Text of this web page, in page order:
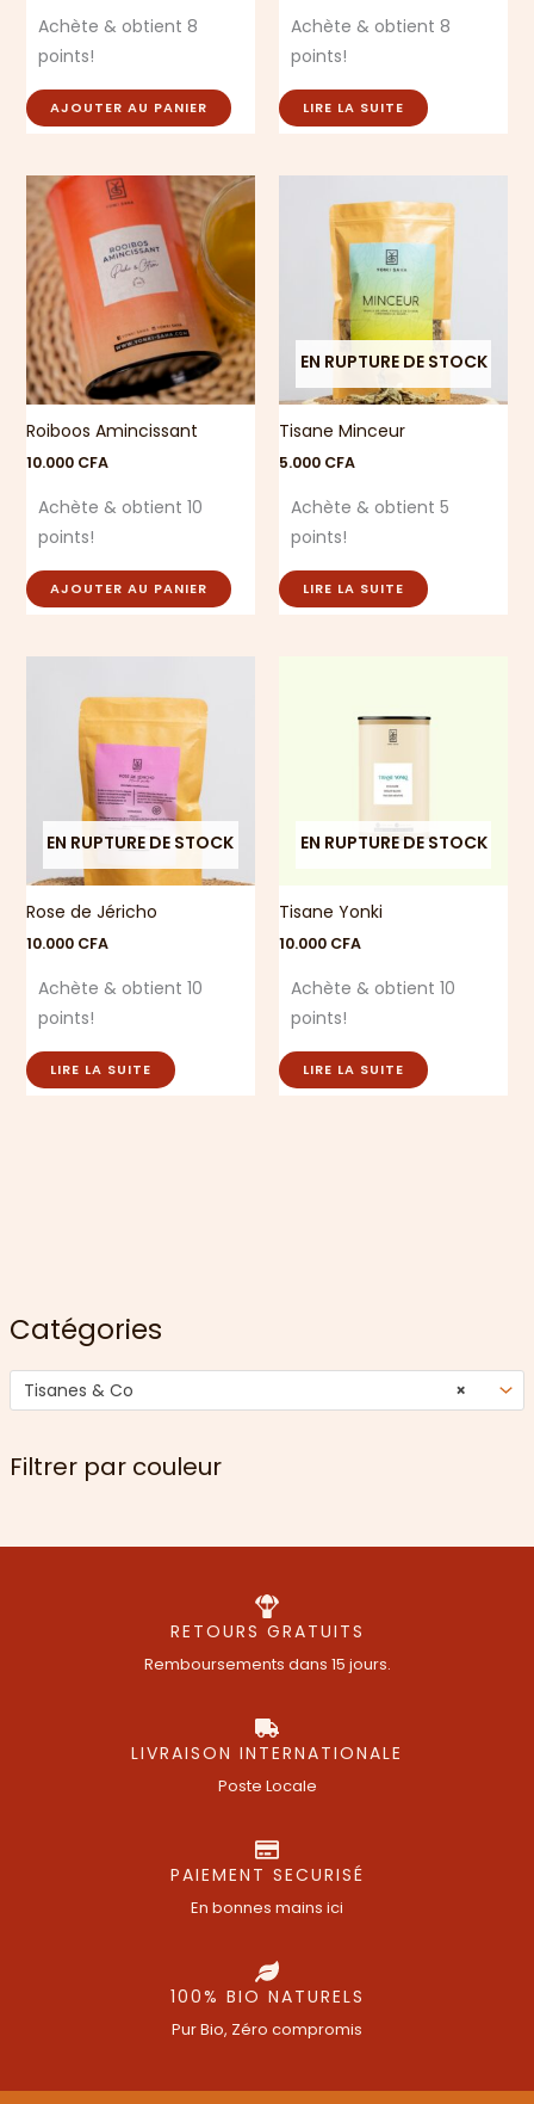
Catégories
×
Tisanes & Co
Filtrer par couleur
Achète & obtient 8
points!
AJOUTER AU PANIER
Achète & obtient 8
points!
LIRE LA SUITE
Roiboos Amincissant
10.000 CFA
Achète & obtient 10
points!
AJOUTER AU PANIER
EN RUPTURE DE STOCK
Tisane Minceur
5.000 CFA
Achète & obtient 5
points!
LIRE LA SUITE
EN RUPTURE DE STOCK
Rose de Jéricho
10.000 CFA
Achète & obtient 10
points!
LIRE LA SUITE
EN RUPTURE DE STOCK
Tisane Yonki
10.000 CFA
Achète & obtient 10
points!
LIRE LA SUITE
RETOURS GRATUITS
Remboursements dans 15 jours.
LIVRAISON INTERNATIONALE
Poste Locale
PAIEMENT SECURISÉ
En bonnes mains ici
100% BIO NATURELS
Pur Bio, Zéro compromis